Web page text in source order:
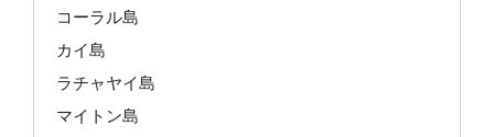
コーラル島
カイ島
ラチャヤイ島
マイトン島